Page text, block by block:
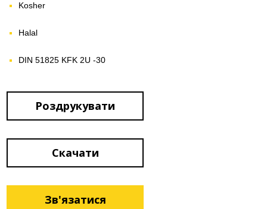
Kosher
Halal
DIN 51825 KFK 2U -30
Роздрукувати
Скачати
Зв'язатися